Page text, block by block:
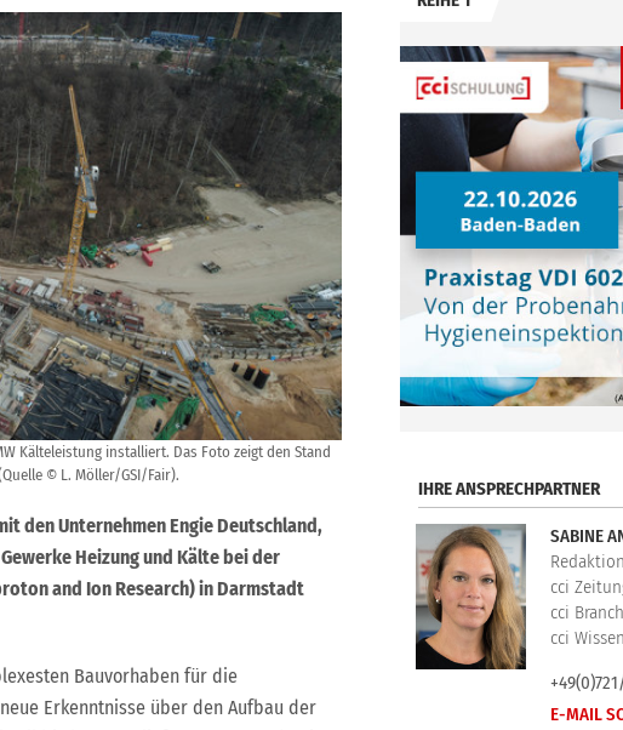
Kälteleistung installiert. Das Foto zeigt den Stand
© L. Möller/GSI/Fair).
den Unternehmen Engie Deutschland,
Heizung und Kälte bei der
and Ion Research) in Darmstadt
Bauvorhaben für die
Erkenntnisse über den Aufbau der
IHRE ANSPRECHPARTNER
SABINE
cci
cci
cci
E-MAIL